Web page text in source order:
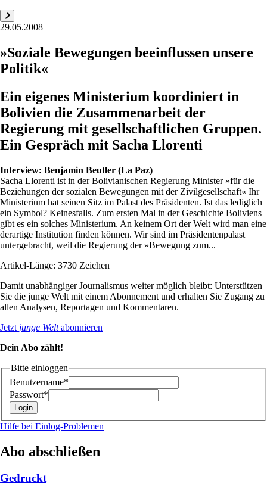
29.05.2008
»Soziale Bewegungen beeinflussen unsere
Politik«
Ein eigenes Ministerium koordiniert in
Bolivien die Zusammenarbeit der
Regierung mit gesellschaftlichen Gruppen.
Ein Gespräch mit Sacha Llorenti
Interview: Benjamin Beutler (La Paz)
Sacha Llorenti ist in der Bolivianischen Regierung Minister »für die
Beziehungen der sozialen Bewegungen mit der ­Zivilgesellschaft« Ihr
Ministerium hat seinen Sitz im Palast des Präsidenten. Ist das lediglich
ein Symbol? Keinesfalls. Zum ersten Mal in der Geschichte Boliviens
gibt es ein solches Ministerium. An keinem Ort der Welt wird man eine
derartige Institution finden können. Wir sind im Präsidentenpalast
untergebracht, weil die Regierung der »Bewegung zum...
Artikel-Länge: 3730 Zeichen
Damit unabhängiger Journalismus weiter möglich bleibt: Unterstützen
Sie die junge Welt mit einem Abonnement und erhalten Sie Zugang zu
allen Analysen, Reportagen und Kommentaren.
Jetzt junge Weltabonnieren
Dein Abo zählt!
Bitte einloggen
Benutzername*
Passwort*
Hilfe bei Einlog-Problemen
Abo abschließen
Gedruckt